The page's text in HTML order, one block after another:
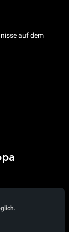
auf dem